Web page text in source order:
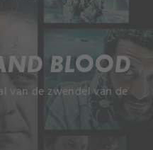
BLOOD
van de zwendel van de